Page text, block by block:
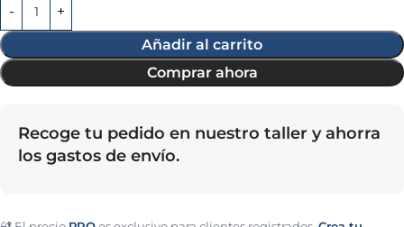
Añadir al carrito
Comprar ahora
Recoge tu pedido en nuestro taller y ahorra
los gastos de envío.